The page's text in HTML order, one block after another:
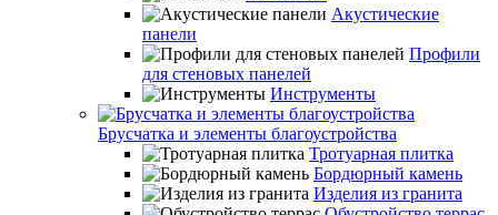
Акустические
панели
Профили
для стеновых панелей
Инструменты
Брусчатка и элементы благоустройства
Тротуарная плитка
Бордюрный камень
Изделия из гранита